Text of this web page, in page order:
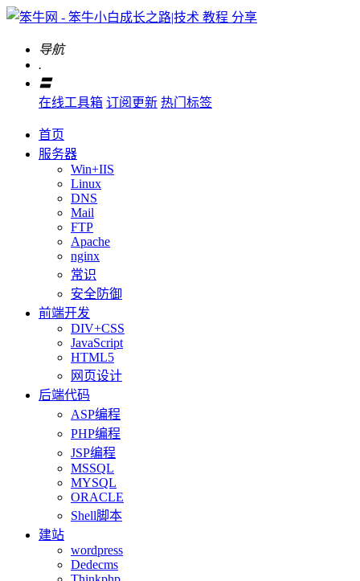
导航
.
〓
在线工具箱 订阅更新 热门标签
首页
服务器
Win+IIS
Linux
DNS
Mail
FTP
Apache
nginx
常识
安全防御
前端开发
DIV+CSS
JavaScript
HTML5
网页设计
后端代码
ASP编程
PHP编程
JSP编程
MSSQL
MYSQL
ORACLE
Shell脚本
建站
wordpress
Dedecms